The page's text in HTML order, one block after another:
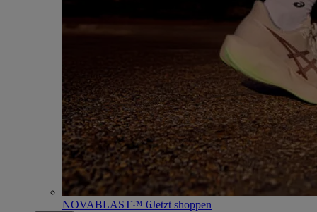
NOVABLAST™ 6Jetzt shoppen